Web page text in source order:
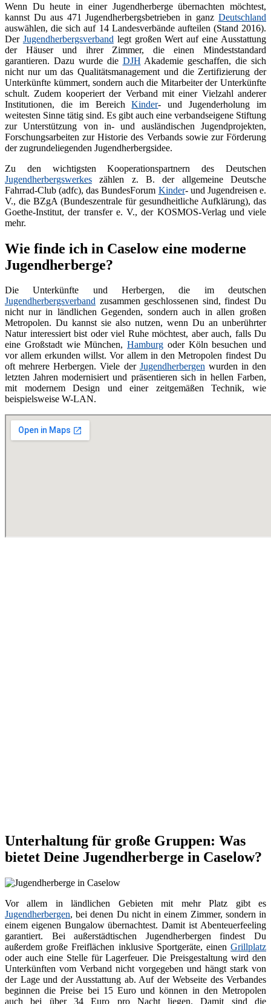
Wenn Du heute in einer Jugendherberge übernachten möchtest,
kannst Du aus 471 Jugendherbergsbetrieben in ganz Deutschland
auswählen, die sich auf 14 Landesverbände aufteilen (Stand 2016).
Der Jugendherbergsverband legt großen Wert auf eine Ausstattung
der Häuser und ihrer Zimmer, die einen Mindeststandard
garantieren. Dazu wurde die DJH Akademie geschaffen, die sich
nicht nur um das Qualitätsmanagement und die Zertifizierung der
Unterkünfte kümmert, sondern auch die Mitarbeiter der Unterkünfte
schult. Zudem kooperiert der Verband mit einer Vielzahl anderer
Institutionen, die im BereichKinder- und Jugenderholung im
weitesten Sinne tätig sind. Es gibt auch eine verbandseigene Stiftung
zur Unterstützung von in- und ausländischen Jugendprojekten,
Forschungsarbeiten zur Historie des Verbands sowie zur Förderung
der zugrundeliegenden Jugendherbergsidee.
Zu den wichtigsten Kooperationspartnern des Deutschen
Jugendherbergswerkes zählen z. B. der allgemeine Deutsche
Fahrrad-Club (adfc), das BundesForum Kinder- und Jugendreisen e.
V., die BZgA (Bundeszentrale für gesundheitliche Aufklärung), das
Goethe-Institut, der transfer e. V., der KOSMOS-Verlag und viele
mehr.
Wie finde ich in Caselow eine moderne
Jugendherberge?
Die Unterkünfte und Herbergen, die im deutschen
Jugendherbergsverband zusammen geschlossenen sind, findest Du
nicht nur in ländlichen Gegenden, sondern auch in allen großen
Metropolen. Du kannst sie also nutzen, wenn Du an unberührter
Natur interessiert bist oder viel Ruhe möchtest, aber auch, falls Du
eine Großstadt wie München, Hamburg oder Köln besuchen und
vor allem erkunden willst. Vor allem in den Metropolen findest Du
oft mehrere Herbergen. Viele der Jugendherbergenwurden in den
letzten Jahren modernisiert und präsentieren sich in hellen Farben,
mit modernem Design und einer zeitgemäßen Technik, wie
beispielsweise W-LAN.
Unterhaltung für große Gruppen: Was
bietet Deine Jugendherberge in Caselow?
Vor allem in ländlichen Gebieten mit mehr Platz gibt es
Jugendherbergen, bei denen Du nicht in einem Zimmer, sondern in
einem eigenen Bungalow übernachtest. Damit ist Abenteuerfeeling
garantiert. Bei außerstädtischen Jugendherbergen findest Du
außerdem große Freiflächen inklusive Sportgeräte, einen Grillplatz
oder auch eine Stelle für Lagerfeuer. Die Preisgestaltung wird den
Unterkünften vom Verband nicht vorgegeben und hängt stark von
der Lage und der Ausstattung ab. Auf der Webseite des Verbandes
beginnen die Preise bei 15 Euro und können in den Metropolen
auch bei über 34 Euro pro Nacht liegen. Damit sind die